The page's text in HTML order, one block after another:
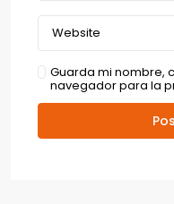
Guarda mi nombre,
navegador para la